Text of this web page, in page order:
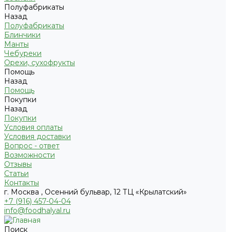
Полуфабрикаты
Назад
Полуфабрикаты
Блинчики
Манты
Чебуреки
Орехи, сухофрукты
Помощь
Назад
Помощь
Покупки
Назад
Покупки
Условия оплаты
Условия доставки
Вопрос - ответ
Возможности
Отзывы
Статьи
Контакты
г. Москва , Осенний бульвар, 12 ТЦ «Крылатский»
+7 (916) 457-04-04
info@foodhalyal.ru
Поиск